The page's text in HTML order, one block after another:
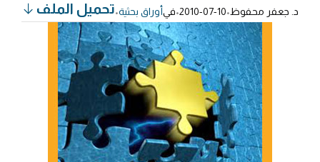
د. جعفر محفوظ•
2010-07-10
•فيأوراق بحثية•تحميل الملف